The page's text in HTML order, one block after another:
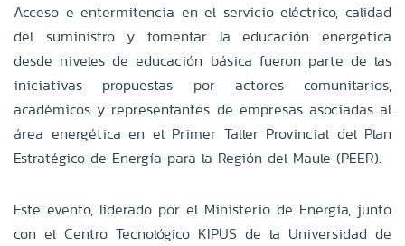
Acceso e entermitencia en el servicio eléctrico, calidad
del suministro y fomentar la educación energética
desde niveles de educación básica fueron parte de las
iniciativas propuestas por actores comunitarios,
académicos y representantes de empresas asociadas al
área energética en el Primer Taller Provincial del Plan
Estratégico de Energía para la Región del Maule (PEER).
Este evento, liderado por el Ministerio de Energía, junto
con el Centro Tecnológico KIPUS de la Universidad de